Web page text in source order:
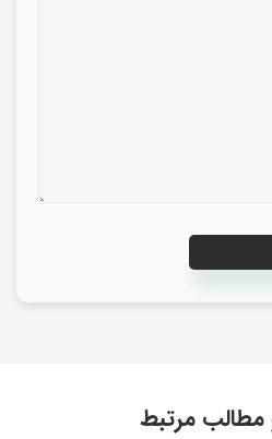
مطالب مرتبط